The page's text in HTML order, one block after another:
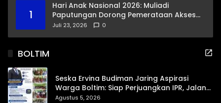
1
Hari Anak Nasional 2026: Muliadi
Paputungan Dorong Pemerataan Akses
Pendidikan dan Proteksi Digital Anak Sulut
Juli 23, 2026 0
BOLTIM
Seska Ervina Budiman Jaring Aspirasi
Warga Boltim: Siap Perjuangkan IPR, Jalan
Trans, hingga Pemasaran UMKM
Agustus 5, 2026